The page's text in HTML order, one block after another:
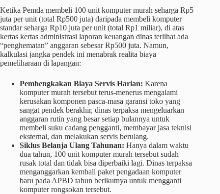
Ketika Pemda membeli 100 unit komputer murah seharga Rp5
juta per unit (total Rp500 juta) daripada membeli komputer
standar seharga Rp10 juta per unit (total Rp1 miliar), di atas
kertas kertas administrasi laporan keuangan dinas terlihat ada
“penghematan” anggaran sebesar Rp500 juta. Namun,
kalkulasi jangka pendek ini menabrak realita biaya
pemeliharaan di lapangan:
Pembengkakan Biaya Servis Harian: Karena
komputer murah tersebut terus-menerus mengalami
kerusakan komponen pasca-masa garansi toko yang
sangat pendek berakhir, dinas terpaksa mengeluarkan
anggaran rutin yang besar setiap bulannya untuk
membeli suku cadang pengganti, membayar jasa teknisi
eksternal, dan melakukan servis berulang.
Siklus Belanja Ulang Tahunan: Hanya dalam waktu
dua tahun, 100 unit komputer murah tersebut sudah
rusak total dan tidak bisa diperbaiki lagi. Dinas terpaksa
menganggarkan kembali paket pengadaan komputer
baru pada APBD tahun berikutnya untuk mengganti
komputer rongsokan tersebut.